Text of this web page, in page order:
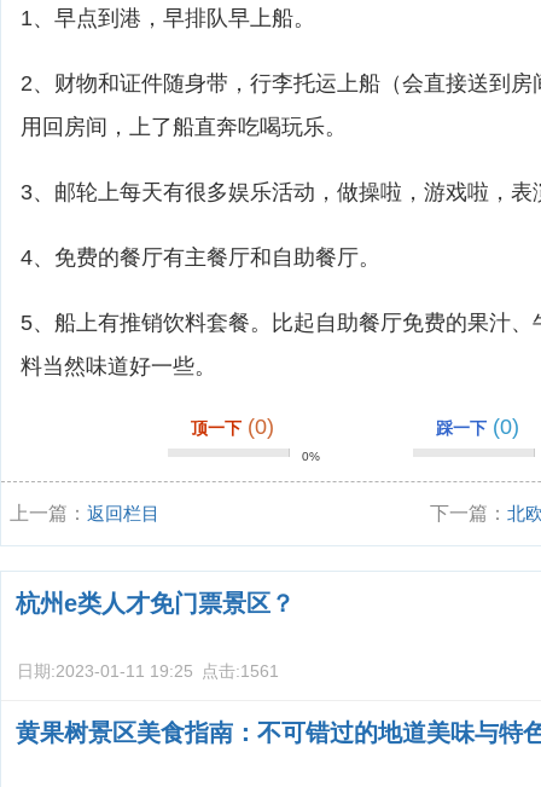
1、早点到港，早排队早上船。
2、财物和证件随身带，行李托运上船（会直接送到
用回房间，上了船直奔吃喝玩乐。
3、邮轮上每天有很多娱乐活动，做操啦，游戏啦，表
4、免费的餐厅有主餐厅和自助餐厅。
5、船上有推销饮料套餐。比起自助餐厅免费的果汁
料当然味道好一些。
顶一下 (0)
0%
踩一下 (0)
上一篇： 返回栏目 下一篇：北
杭州e类人才免门票景区？
日期:2023-01-11 19:25 点击:1561
黄果树景区美食指南：不可错过的地道美味与特